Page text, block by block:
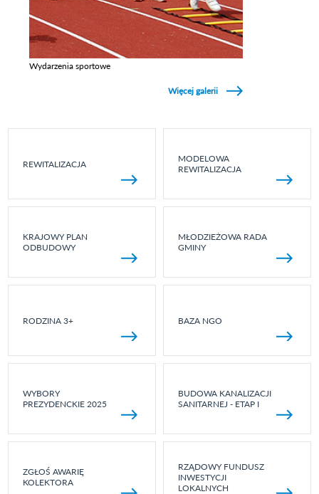
Wydarzenia sportowe
Więcej galerii
REWITALIZACJA
MODELOWA
REWITALIZACJA
KRAJOWY PLAN
ODBUDOWY
MŁODZIEŻOWA RADA
GMINY
RODZINA 3+ BAZA NGO
WYBORY
PREZYDENCKIE 2025
BUDOWA KANALIZACJI
SANITARNEJ - ETAP I
ZGŁOŚ AWARIĘ
KOLEKTORA
RZĄDOWY FUNDUSZ
INWESTYCJI
LOKALNYCH